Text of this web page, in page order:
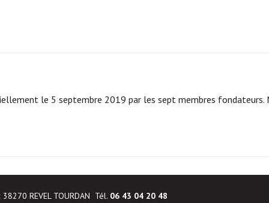
le 5 septembre 2019 par les sept membres fondateurs.
REVEL TOURDAN Tél. 06 43 04 20 48